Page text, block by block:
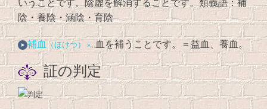
いうことです。陰虚を解消することです。類義語：補
陰・養陰・涵陰・育陰
補血 （ほけつ） »…血を補うことです。＝益血、養血。
証の判定